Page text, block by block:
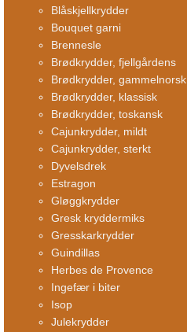
Blåskjellkrydder
Bouquet garni
Brennesle
Brødkrydder, fjellgårdens
Brødkrydder, gammelnorsk
Brødkrydder, klassisk
Brødkrydder, toskansk
Cajunkrydder, mildt
Cajunkrydder, sterkt
Dyvelsdrek
Estragon
Gløggkrydder
Gresk kryddermiks
Gresskarkrydder
Guindillas
Herbes de Provence
Ingefær i biter
Isop
Julekrydder